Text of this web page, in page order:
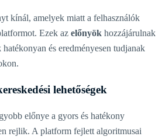
kínál, amelyek miatt a felhasználók
Ezek az előnyök hozzájárulnak
és eredményesen tudjanak
lehetőségek
előnye a gyors és hatékony
rejlik. A platform fejlett algoritmusai